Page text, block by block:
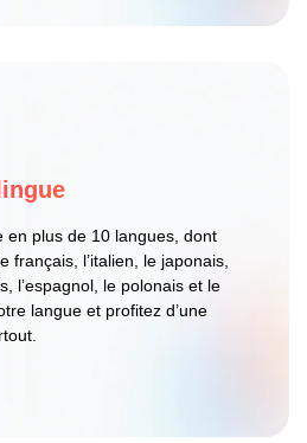
en plus de 10 langues, dont
français, l’italien, le japonais,
l’espagnol, le polonais et le
langue et profitez d’une